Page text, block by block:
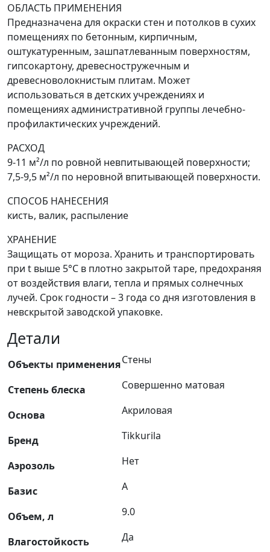
ОБЛАСТЬ ПРИМЕНЕНИЯ
Предназначена для окраски стен и потолков в сухих
помещениях по бетонным, кирпичным,
оштукатуренным, зашпатлеванным поверхностям,
гипсокартону, древесностружечным и
древесноволокнистым плитам. Может
использоваться в детских учреждениях и
помещениях административной группы лечебно-
профилактических учреждений.
РАСХОД
9-11 м²/л по ровной невпитывающей поверхности;
7,5-9,5 м²/л по неровной впитывающей поверхности.
СПОСОБ НАНЕСЕНИЯ
кисть, валик, распыление
ХРАНЕНИЕ
Защищать от мороза. Хранить и транспортировать
при t выше 5°C в плотно закрытой таре, предохраняя
от воздействия влаги, тепла и прямых солнечных
лучей. Срок годности – 3 года со дня изготовления в
невскрытой заводской упаковке.
Детали
Объекты примененияСтены
Степень блеска Совершенно матовая
Основа Акриловая
Бренд Tikkurila
Аэрозоль Нет
Базис A
Объем, л 9.0
Влагостойкость Да